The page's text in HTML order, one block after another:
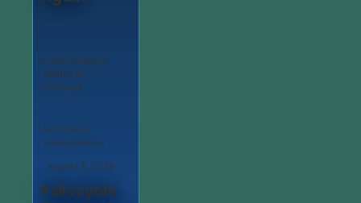
Psühhedeelne
teadus ja
uuringud
,
Poliitika ja
seadusandlus
august 5, 2026
Psilocybin